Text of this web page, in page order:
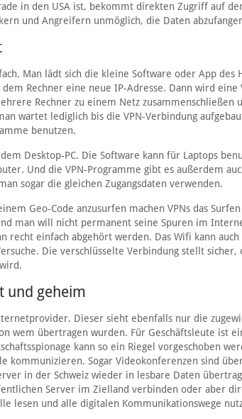
in den USA ist, bekommt direkten Zugriff auf
und Angreifern unmöglich, die Daten
Man lädt sich die kleine Software oder App
Rechner eine neue IP-Adresse. Dann wird eine
Rechner zu einem Netz
wartet lediglich bis die VPN-Verbindung
benutzen.
Desktop-PC. Die Software kann für Laptops
Und die VPN-Programme gibt es außerdem
sogar die gleichen Zugangsdaten verwenden.
Geo-Code anzusurfen machen VPNs das
man will nicht permanent seine Spuren im
recht einfach abgehört werden. Das Wifi kann
Die verschlüsselte Verbindung stellt
und geheim
Dieser sieht ebenfalls nur die
wem übertragen wurden. Für Geschäftsleute ist
kann so ein Riegel vorgeschoben
kommunizieren. Sogar Videokonferenzen sind
in der Schweiz wieder in lesbare Daten
Server im Zielland verbinden oder aber
lesen und alle digitalen Kommunikationswege